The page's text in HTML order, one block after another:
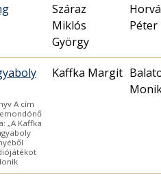
Száraz
Miklós
György
Péter
A cím
„A Kaffka
Kaffka Margit